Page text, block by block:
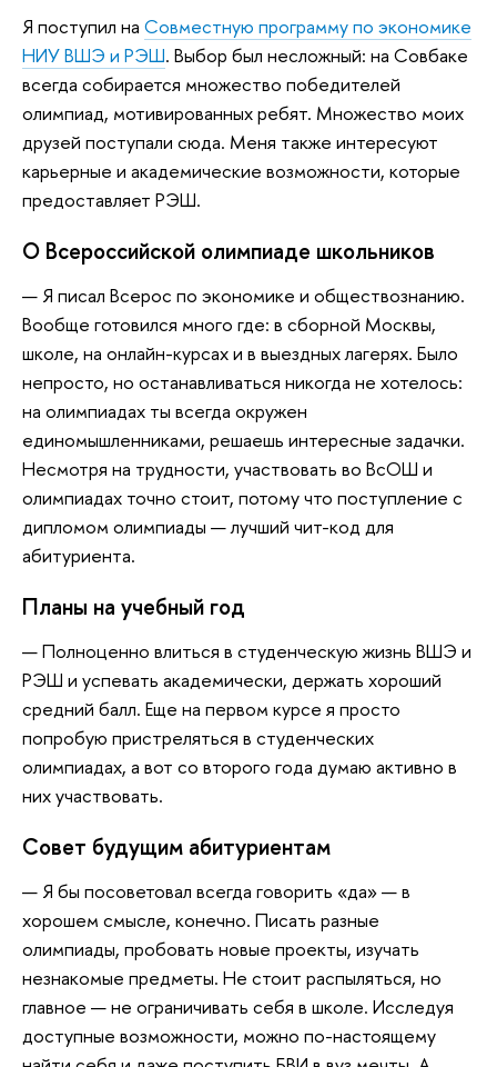
Я поступил на Совместную программу по экономике
НИУ ВШЭ и РЭШ. Выбор был несложный: на Совбаке
всегда собирается множество победителей
олимпиад, мотивированных ребят. Множество моих
друзей поступали сюда. Меня также интересуют
карьерные и академические возможности, которые
предоставляет РЭШ.
О Всероссийской олимпиаде школьников
— Я писал Всерос по экономике и обществознанию.
Вообще готовился много где: в сборной Москвы,
школе, на онлайн-курсах и в выездных лагерях. Было
непросто, но останавливаться никогда не хотелось:
на олимпиадах ты всегда окружен
единомышленниками, решаешь интересные задачки.
Несмотря на трудности, участвовать во ВсОШ и
олимпиадах точно стоит, потому что поступление с
дипломом олимпиады — лучший чит-код для
абитуриента.
Планы на учебный год
— Полноценно влиться в студенческую жизнь ВШЭ и
РЭШ и успевать академически, держать хороший
средний балл. Еще на первом курсе я просто
попробую пристреляться в студенческих
олимпиадах, а вот со второго года думаю активно в
них участвовать.
Совет будущим абитуриентам
— Я бы посоветовал всегда говорить «да» — в
хорошем смысле, конечно. Писать разные
олимпиады, пробовать новые проекты, изучать
незнакомые предметы. Не стоит распыляться, но
главное — не ограничивать себя в школе. Исследуя
доступные возможности, можно по-настоящему